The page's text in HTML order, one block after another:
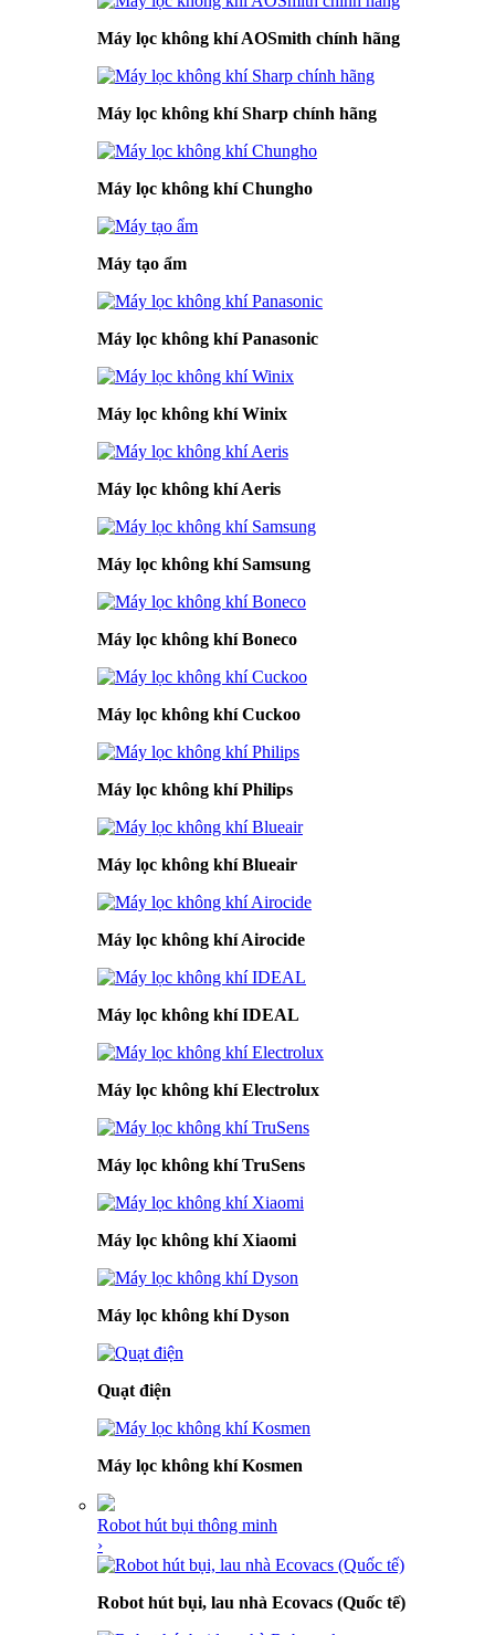
Máy lọc không khí AOSmith chính hãng
Máy lọc không khí Sharp chính hãng
Máy lọc không khí Chungho
Máy tạo ẩm
Máy lọc không khí Panasonic
Máy lọc không khí Winix
Máy lọc không khí Aeris
Máy lọc không khí Samsung
Máy lọc không khí Boneco
Máy lọc không khí Cuckoo
Máy lọc không khí Philips
Máy lọc không khí Blueair
Máy lọc không khí Airocide
Máy lọc không khí IDEAL
Máy lọc không khí Electrolux
Máy lọc không khí TruSens
Máy lọc không khí Xiaomi
Máy lọc không khí Dyson
Quạt điện
Máy lọc không khí Kosmen
Robot hút bụi thông minh
›
Robot hút bụi, lau nhà Ecovacs (Quốc tế)